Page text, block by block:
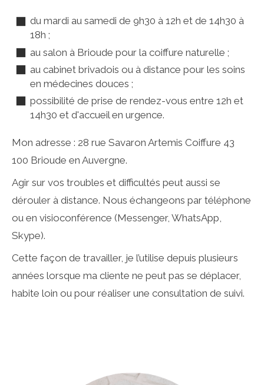
du mardi au samedi de 9h30 à 12h et de 14h30 à
18h ;
au salon à Brioude pour la coiffure naturelle ;
au cabinet brivadois ou à distance pour les soins
en médecines douces ;
possibilité de prise de rendez-vous entre 12h et
14h30 et d'accueil en urgence.
Mon adresse : 28 rue Savaron Artemis Coiffure 43
100 Brioude en Auvergne.
Agir sur vos troubles et difficultés peut aussi se
dérouler à distance. Nous échangeons par téléphone
ou en visioconférence (Messenger, WhatsApp,
Skype).
Cette façon de travailler, je l’utilise depuis plusieurs
années lorsque ma cliente ne peut pas se déplacer,
habite loin ou pour réaliser une consultation de suivi.